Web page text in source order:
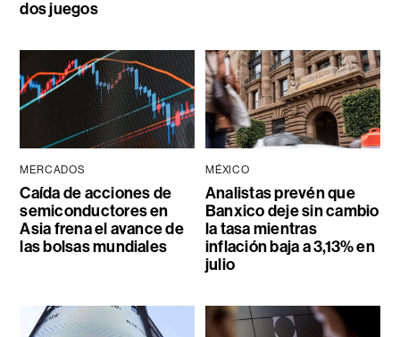
dos juegos
MERCADOS
Caída de acciones de
semiconductores en
Asia frena el avance de
las bolsas mundiales
MÉXICO
Analistas prevén que
Banxico deje sin cambio
la tasa mientras
inflación baja a 3,13% en
julio